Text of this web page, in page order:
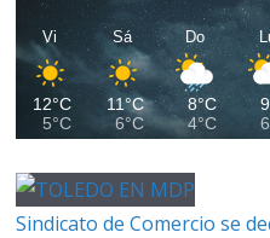
Vi
12°C
5°C
Sá
11°C
6°C
Do
8°C
4°C
Sindicato de Comercio se